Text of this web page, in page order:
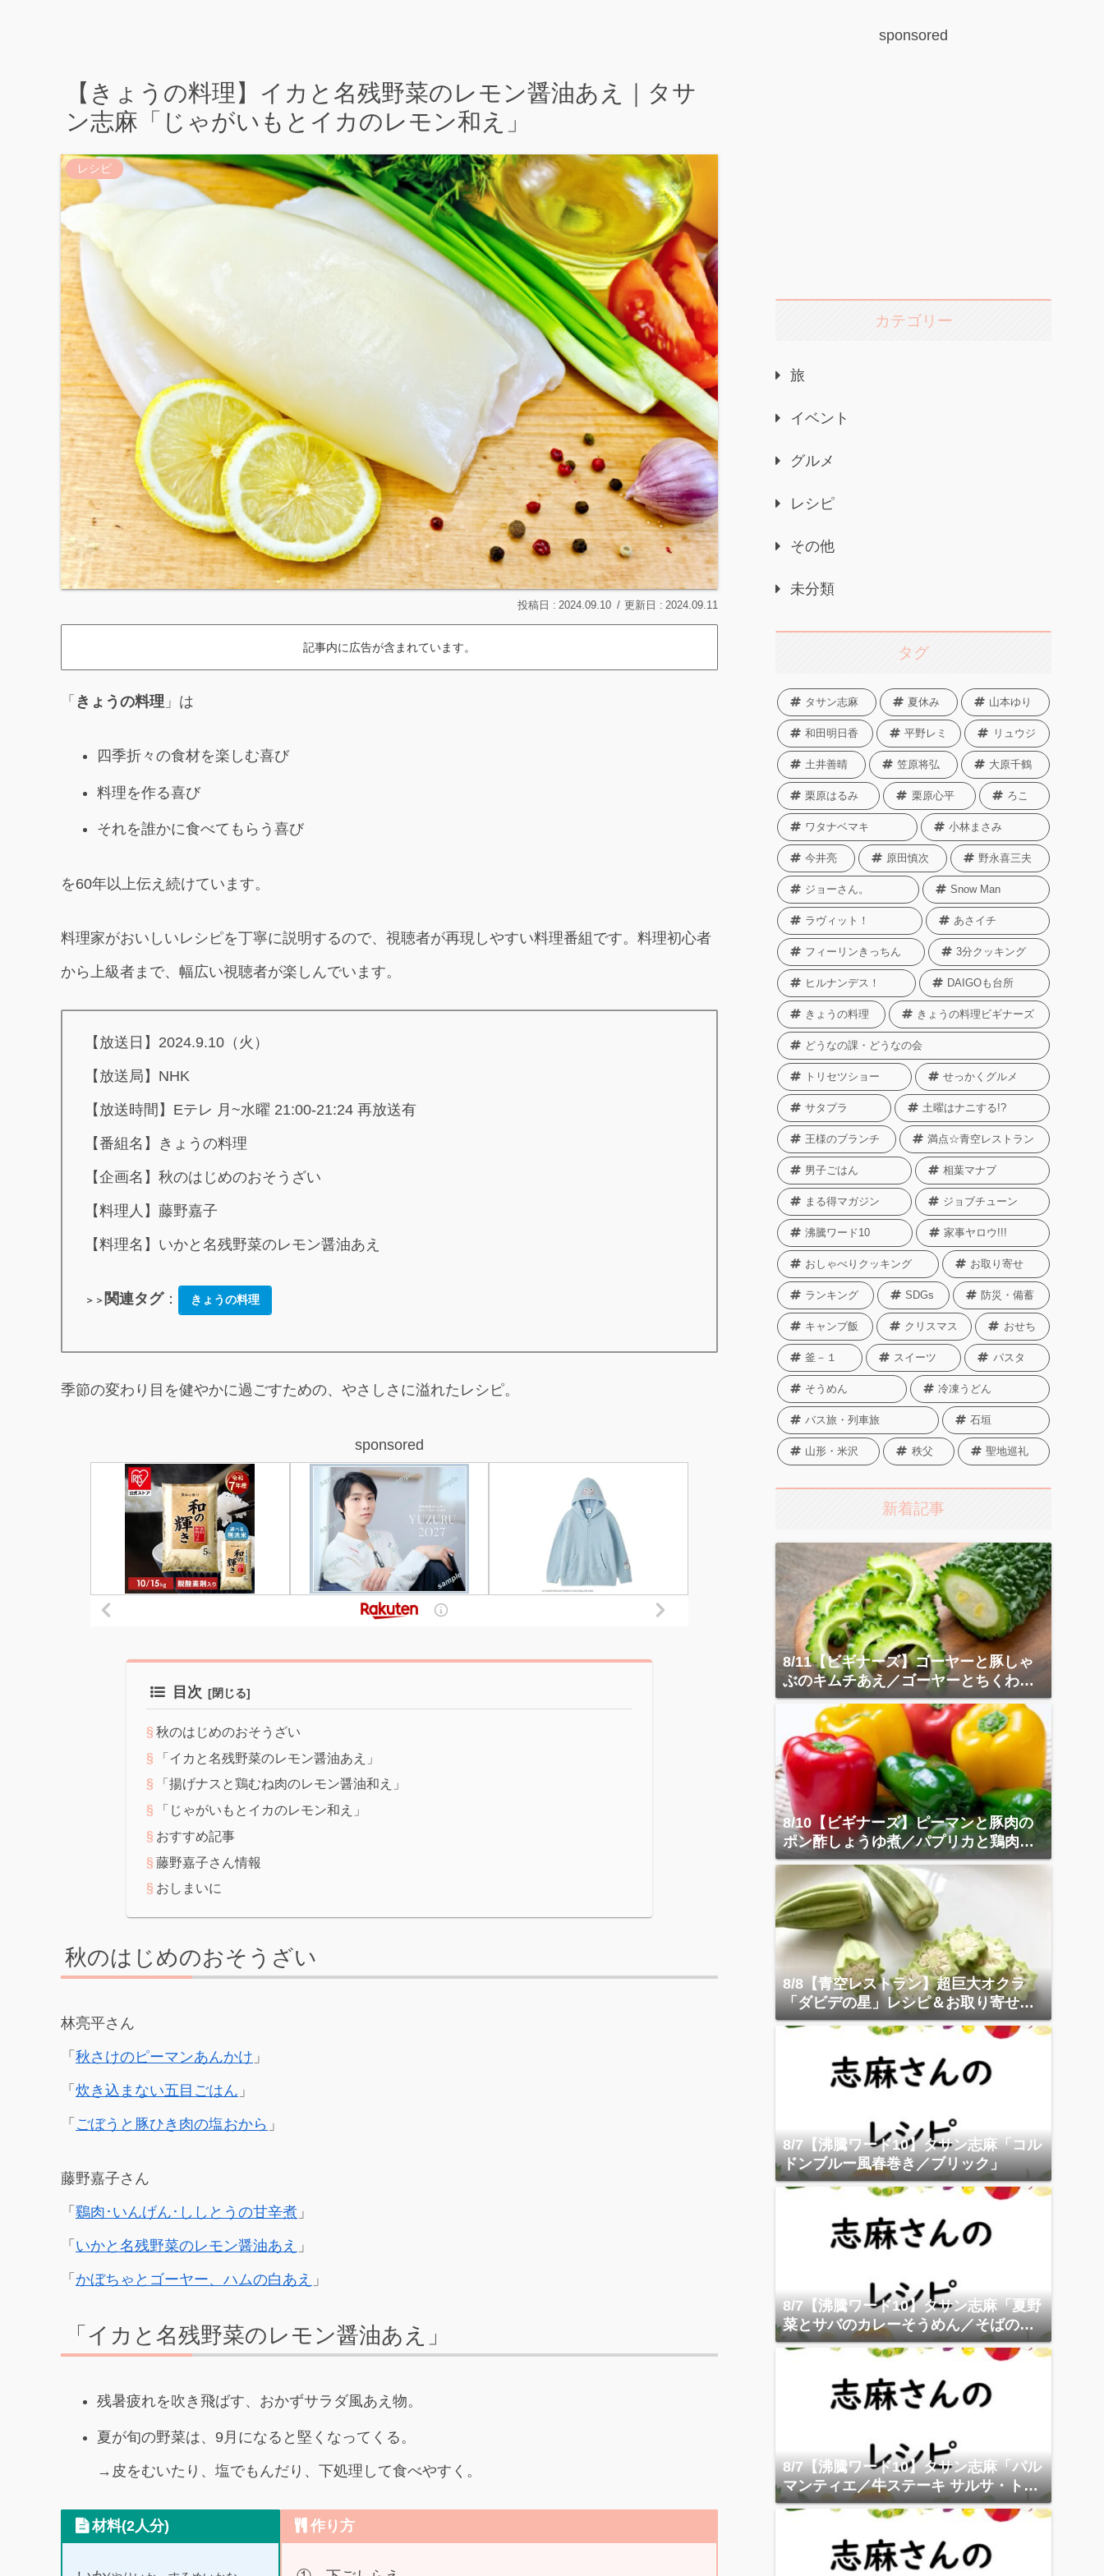
【きょうの料理】イカと名残野菜のレモン醤油あえ｜タサ
ン志麻「じゃがいもとイカのレモン和え」
レシピ
2024.09.10 2024.09.11
記事内に広告が含まれています。
「 きょうの料理 」は
四季折々の食材を楽しむ喜び
料理を作る喜び
それを誰かに食べてもらう喜び
を60年以上伝え続けています。
料理家がおいしいレシピを丁寧に説明するので、視聴者が再現しやすい料理番組です。料理初心者
から上級者まで、幅広い視聴者が楽しんでいます。
【放送日】2024.9.10（火）
【放送局】NHK
【放送時間】Eテレ 月~水曜 21:00-21:24 再放送有
【番組名】きょうの料理
【企画名】秋のはじめのおそうざい
【料理人】藤野嘉子
【料理名】いかと名残野菜のレモン醤油あえ
＞＞ 関連タグ： きょうの料理
季節の変わり目を健やかに過ごすための、やさしさに溢れたレシピ。
sponsored
目次
秋のはじめのおそうざい
「イカと名残野菜のレモン醤油あえ」
「揚げナスと鶏むね肉のレモン醤油和え」
「じゃがいもとイカのレモン和え」
おすすめ記事
藤野嘉子さん情報
おしまいに
秋のはじめのおそうざい
林亮平さん
「 秋さけのピーマンあんかけ 」
「 炊き込まない五目ごはん 」
「 ごぼうと豚ひき肉の塩おから 」
藤野嘉子さん
「 鷄肉･いんげん･ししとうの甘辛煮 」
「 いかと名残野菜のレモン醤油あえ 」
「 かぼちゃとゴーヤー、ハムの白あえ 」
「イカと名残野菜のレモン醤油あえ」
残暑疲れを吹き飛ばす、おかずサラダ風あえ物。
夏が旬の野菜は、9月になると堅くなってくる。
→皮をむいたり、塩でもんだり、下処理して食べやすく。
材料(2人分) 作り方
sponsored
カテゴリー
旅
イベント
グルメ
レシピ
その他
未分類
タグ
タサン志麻 夏休み 山本ゆり
和田明日香 平野レミ リュウジ
土井善晴 笠原将弘 大原千鶴
栗原はるみ 栗原心平 ろこ
ワタナベマキ 小林まさみ
今井亮 原田慎次 野永喜三夫
ジョーさん。 Snow Man
ラヴィット！ あさイチ
フィーリンきっちん 3分クッキング
ヒルナンデス！ DAIGOも台所
きょうの料理 きょうの料理ビギナーズ
どうなの課・どうなの会
トリセツショー せっかくグルメ
サタプラ 土曜はナニする!?
王様のブランチ 満点☆青空レストラン
男子ごはん 相葉マナブ
まる得マガジン ジョブチューン
沸騰ワード10 家事ヤロウ!!!
おしゃべりクッキング お取り寄せ
ランキング SDGs 防災・備蓄
キャンプ飯 クリスマス おせち
釜－１ スイーツ パスタ
そうめん 冷凍うどん
バス旅・列車旅 石垣
山形・米沢 秩父 聖地巡礼
新着記事
8/11【ビギナーズ】ゴーヤーと豚しゃ
ぶのキムチあえ／ゴーヤーとちくわの
カレー炒め
8/10【ビギナーズ】ピーマンと豚肉の
ポン酢しょうゆ煮／パプリカと鶏肉の
スープ煮
8/8【青空レストラン】超巨大オクラ
「ダビデの星」レシピ＆お取り寄せガ
イド
8/7【沸騰ワード10】タサン志麻「コル
ドンブルー風春巻き／ブリック」
8/7【沸騰ワード10】タサン志麻「夏野
菜とサバのカレーそうめん／そばのサ
ラダニーソワーズ」
8/7【沸騰ワード10】タサン志麻「パル
マンティエ／牛ステーキ サルサ・トン
ナータ」